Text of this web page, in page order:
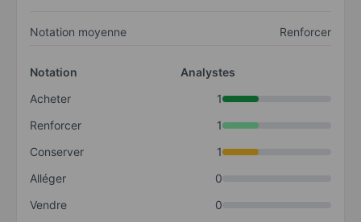
Notation moyenne Renforcer
Notation
Analystes
Acheter
1
Renforcer
1
Conserver
1
Alléger
0
Vendre
0